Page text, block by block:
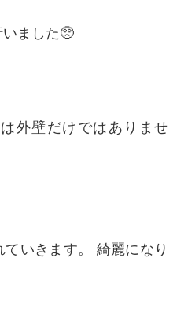
ました🥺
外壁だけではありませ
いきます。 綺麗になり